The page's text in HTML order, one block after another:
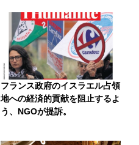
フランス政府のイスラエル占領
地への経済的貢献を阻止するよ
う、NGOが提訴。